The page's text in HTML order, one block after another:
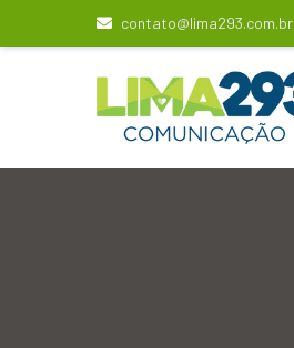
contato@lima293.com.br